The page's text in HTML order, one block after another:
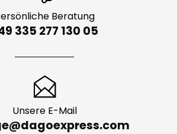
Beratung
335 277 130 05
Unsere E-Mail